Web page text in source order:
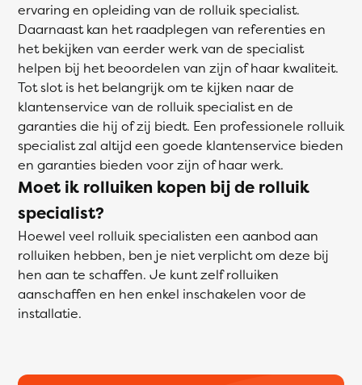
ervaring en opleiding van de rolluik specialist.
Daarnaast kan het raadplegen van referenties en
het bekijken van eerder werk van de specialist
helpen bij het beoordelen van zijn of haar kwaliteit.
Tot slot is het belangrijk om te kijken naar de
klantenservice van de rolluik specialist en de
garanties die hij of zij biedt. Een professionele rolluik
specialist zal altijd een goede klantenservice bieden
en garanties bieden voor zijn of haar werk.
Moet ik rolluiken kopen bij de rolluik
specialist?
Hoewel veel rolluik specialisten een aanbod aan
rolluiken hebben, ben je niet verplicht om deze bij
hen aan te schaffen. Je kunt zelf rolluiken
aanschaffen en hen enkel inschakelen voor de
installatie.